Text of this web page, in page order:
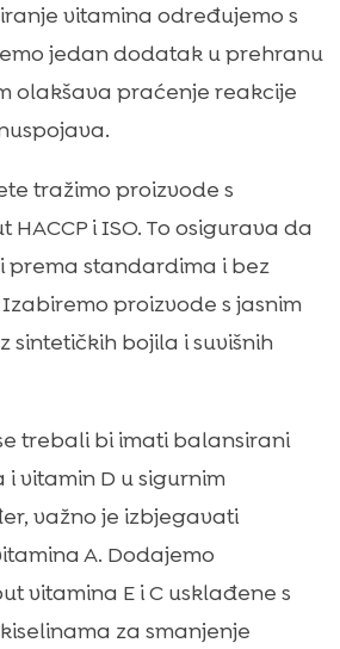
vitamina određujemo s
jedan dodatak u prehranu
olakšava praćenje reakcije
tražimo proizvode s
i ISO. To osigurava da
prema standardima i bez
proizvode s jasnim
bojila i suvišnih
trebali bi imati balansirani
vitamin D u sigurnim
važno je izbjegavati
A. Dodajemo
vitamina E i C usklađene s
za smanjenje